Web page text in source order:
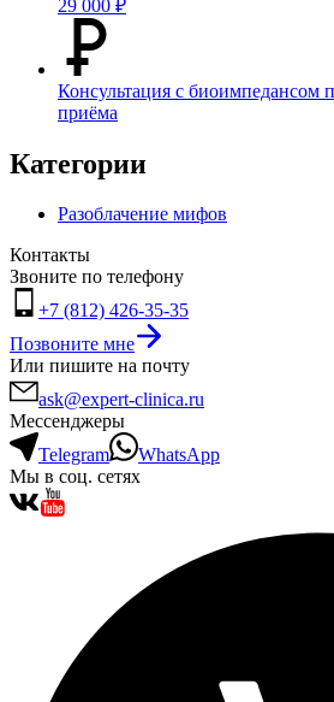
29 000 ₽
Консультация с биоимпедансом
приёма
Категории
Разоблачение мифов
Контакты
Звоните по телефону
+7 (812) 426-35-35
Позвоните мне
Или пишите на почту
ask@expert-clinica.ru
Мессенджеры
Telegram
WhatsApp
Мы в соц. сетях